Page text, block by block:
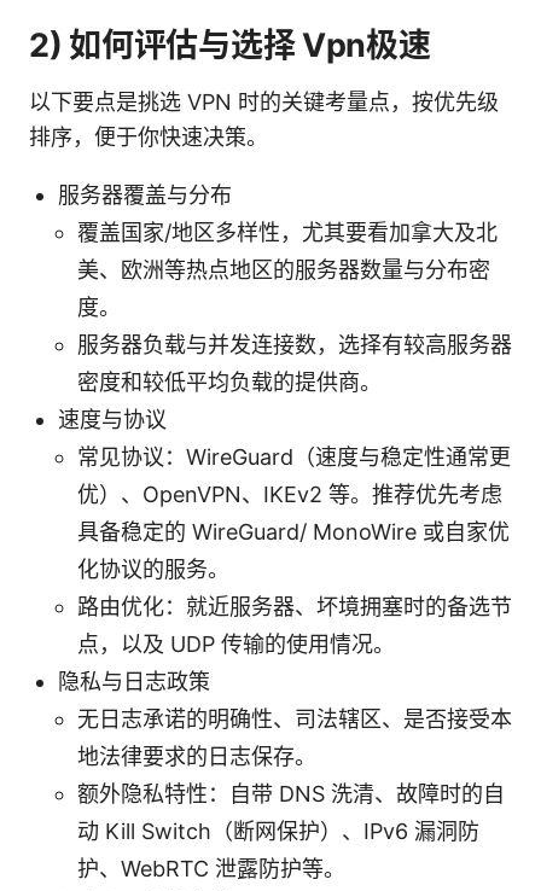
2) 如何评估与选择 Vpn极速
以下要点是挑选 VPN 时的关键考量点，按优先级
排序，便于你快速决策。
服务器覆盖与分布
覆盖国家/地区多样性，尤其要看加拿大及北
美、欧洲等热点地区的服务器数量与分布密
度。
服务器负载与并发连接数，选择有较高服务器
密度和较低平均负载的提供商。
速度与协议
常见协议：WireGuard（速度与稳定性通常更
优）、OpenVPN、IKEv2 等。推荐优先考虑
具备稳定的 WireGuard/ MonoWire 或自家优
化协议的服务。
路由优化：就近服务器、坏境拥塞时的备选节
点，以及 UDP 传输的使用情况。
隐私与日志政策
无日志承诺的明确性、司法辖区、是否接受本
地法律要求的日志保存。
额外隐私特性：自带 DNS 洗清、故障时的自
动 Kill Switch（断网保护）、IPv6 漏洞防
护、WebRTC 泄露防护等。